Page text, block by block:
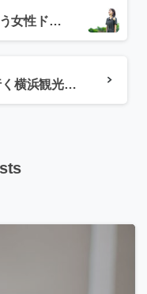
横浜のタクシー会社が行う女性ドライバーの安全、安心に対する取り組みについて
横浜交通タクシーで行く横浜観光おすすめ情報